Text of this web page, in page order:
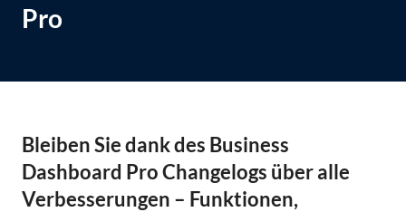
n
Pro
Bleiben Sie dank des Business
Dashboard Pro Changelogs über alle
Verbesserungen – Funktionen,